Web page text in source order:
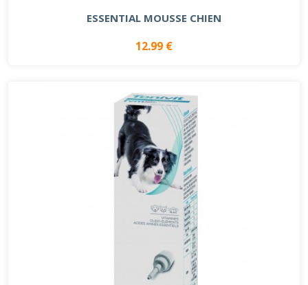
ESSENTIAL MOUSSE CHIEN
12.99 €